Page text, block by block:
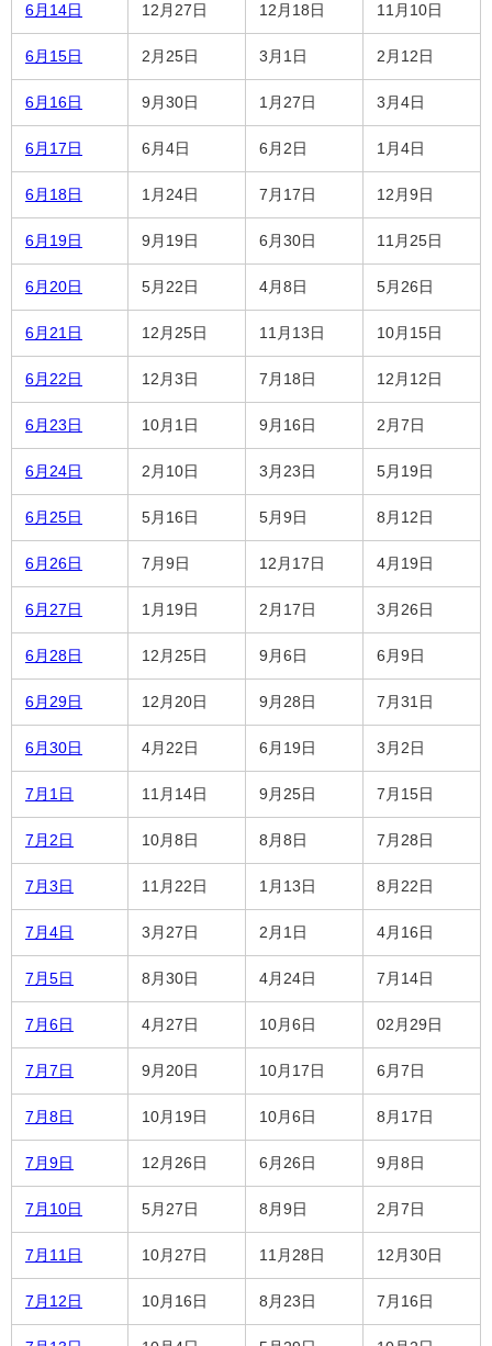
6月14日 12月27日 12月18日 11月10日
6月15日 2月25日 3月1日 2月12日
6月16日 9月30日 1月27日 3月4日
6月17日 6月4日 6月2日 1月4日
6月18日 1月24日 7月17日 12月9日
6月19日 9月19日 6月30日 11月25日
6月20日 5月22日 4月8日 5月26日
6月21日 12月25日 11月13日 10月15日
6月22日 12月3日 7月18日 12月12日
6月23日 10月1日 9月16日 2月7日
6月24日 2月10日 3月23日 5月19日
6月25日 5月16日 5月9日 8月12日
6月26日 7月9日 12月17日 4月19日
6月27日 1月19日 2月17日 3月26日
6月28日 12月25日 9月6日 6月9日
6月29日 12月20日 9月28日 7月31日
6月30日 4月22日 6月19日 3月2日
7月1日 11月14日 9月25日 7月15日
7月2日 10月8日 8月8日 7月28日
7月3日 11月22日 1月13日 8月22日
7月4日 3月27日 2月1日 4月16日
7月5日 8月30日 4月24日 7月14日
7月6日 4月27日 10月6日 02月29日
7月7日 9月20日 10月17日 6月7日
7月8日 10月19日 10月6日 8月17日
7月9日 12月26日 6月26日 9月8日
7月10日 5月27日 8月9日 2月7日
7月11日 10月27日 11月28日 12月30日
7月12日 10月16日 8月23日 7月16日